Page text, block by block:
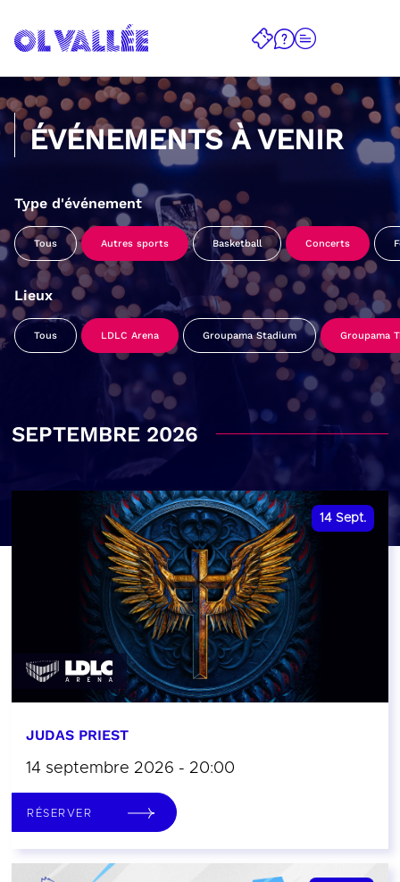
ÉVÉNEMENTS À VENIR
Type d'événement
Tous Autres sports Basketball Concerts
Lieux
Tous LDLC Arena Groupama Stadium Groupama
SEPTEMBRE 2026
14 Sept.
JUDAS PRIEST
14 septembre 2026 - 20:00
RÉSERVER